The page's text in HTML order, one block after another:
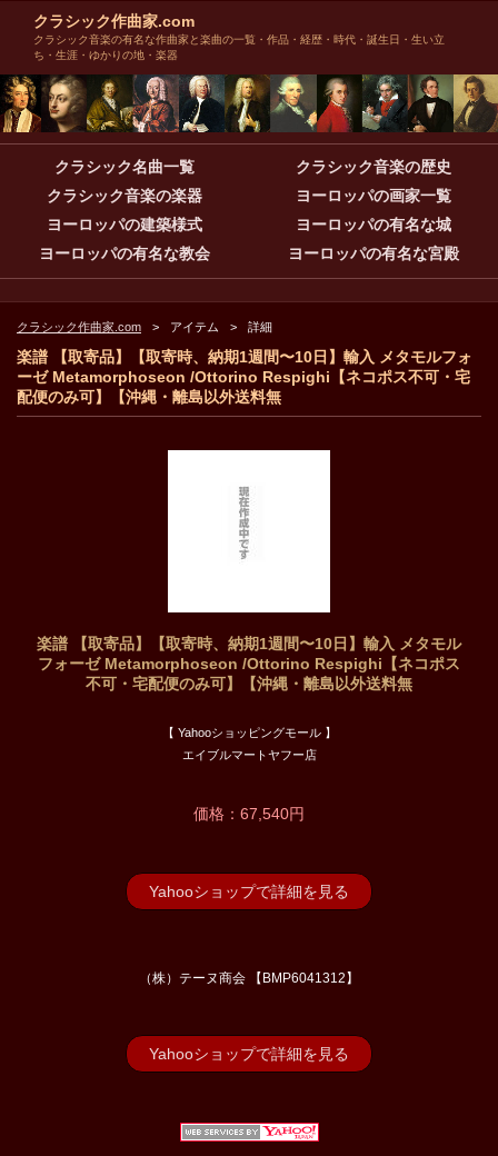
クラシック作曲家.com
クラシック音楽の有名な作曲家と楽曲の一覧・作品・経歴・時代・誕生日・生い立
ち・生涯・ゆかりの地・楽器
クラシック名曲一覧
クラシック音楽の歴史
クラシック音楽の楽器
ヨーロッパの画家一覧
ヨーロッパの建築様式
ヨーロッパの有名な城
ヨーロッパの有名な教会
ヨーロッパの有名な宮殿
クラシック作曲家.com アイテム 詳細
楽譜 【取寄品】【取寄時、納期1週間〜10日】輸入 メタモルフォ
ーゼ Metamorphoseon /Ottorino Respighi【ネコポス不可・宅
配便のみ可】【沖縄・離島以外送料無
楽譜 【取寄品】【取寄時、納期1週間〜10日】輸入 メタモル
フォーゼ Metamorphoseon /Ottorino Respighi【ネコポス
不可・宅配便のみ可】【沖縄・離島以外送料無
【 Yahooショッピングモール 】
エイブルマートヤフー店
価格：67,540円
Yahooショップで詳細を見る
（株）テーヌ商会 【BMP6041312】
Yahooショップで詳細を見る